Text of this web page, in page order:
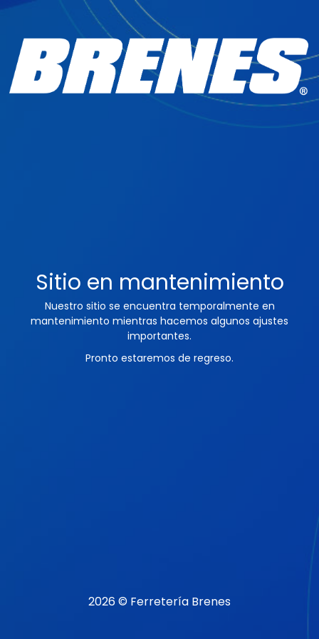
Sitio en mantenimiento
Nuestro sitio se encuentra temporalmente en
mantenimiento mientras hacemos algunos ajustes
importantes.
Pronto estaremos de regreso.
2026 © Ferretería Brenes